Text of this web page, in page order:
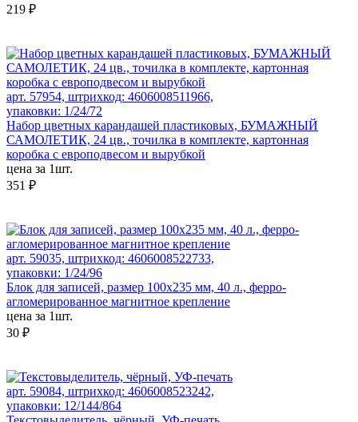
219 ₽
арт. 57954, штрихкод: 4606008511966,
упаковки: 1/24/72
Набор цветных карандашей пластиковых, БУМАЖНЫЙ
САМОЛЕТИК, 24 цв., точилка в комплекте, картонная
коробка с европодвесом и вырубкой
цена за 1шт.
351 ₽
арт. 59035, штрихкод: 4606008522733,
упаковки: 1/24/96
Блок для записей, размер 100x235 мм, 40 л., ферро-
агломерированное магнитное крепление
цена за 1шт.
30 ₽
арт. 59084, штрихкод: 4606008523242,
упаковки: 12/144/864